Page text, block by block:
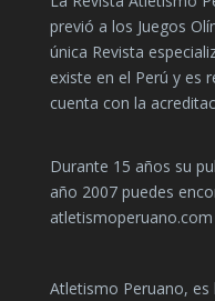
previó a los Juegos
única Revista
existe en el Perú y es
cuenta con la
Durante 15 años su
año 2007 puedes
atletismoperuano.com
Atletismo Peruano, es